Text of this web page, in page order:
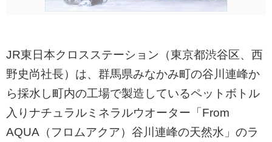
JR東日本クロスステーション（東京都渋谷区、西
野史尚社長）は、群馬県みなかみ町の谷川連峰か
ら採水し町内の工場で製造しているペットボトル
入りナチュラルミネラルウオーター「From
AQUA（フロムアクア）谷川連峰の天然水」のラ